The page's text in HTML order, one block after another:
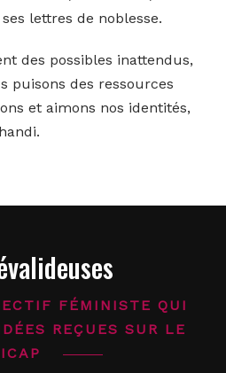
lettres de noblesse.
des possibles inattendus,
puisons des ressources
et aimons nos identités,
FÉMINISTE QUI
REÇUES SUR LE